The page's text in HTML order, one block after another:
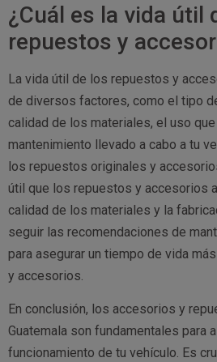
¿Cuál es la vida útil
repuestos y
La vida útil de los repuestos y
de diversos factores, como el tipo
calidad de los materiales, el uso
mantenimiento llevado a cabo a tu
los repuestos originales y
útil que los repuestos y accesorios
calidad de los materiales y la
seguir las recomendaciones de
para asegurar un tiempo de vida
y accesorios.
En conclusión, los accesorios y
Guatemala son fundamentales para
funcionamiento de tu vehículo. Es